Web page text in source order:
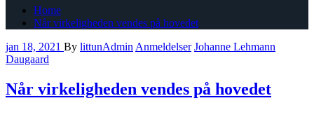
Home
Når virkeligheden vendes på hovedet
jan 18, 2021 By littunAdmin Anmeldelser Johanne Lehmann
Daugaard
Når virkeligheden vendes på hovedet